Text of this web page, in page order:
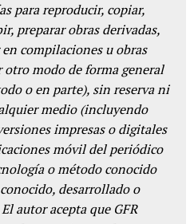
para reproducir, copiar,
preparar obras derivadas,
compilaciones u obras
otro modo de forma general
o en parte), sin reserva ni
medio (incluyendo
impresas o digitales
móvil del periódico
o método conocido
desarrollado o
autor acepta que GFR